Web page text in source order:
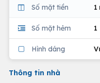
Số mặt tiền 1
Số mặt hẻm 1
Hình dáng
Thông tin nhà